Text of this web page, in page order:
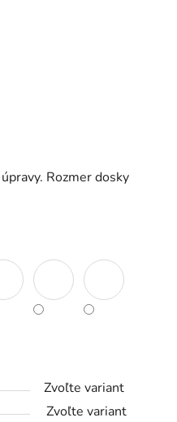
Rozmer dosky
Zvoľte variant
Zvoľte variant